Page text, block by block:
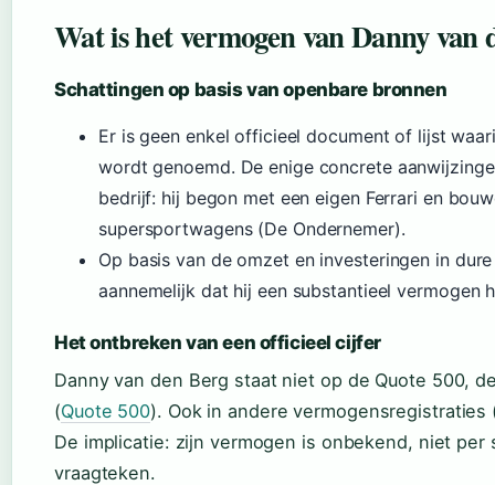
Wat is het vermogen van Danny van
Schattingen op basis van openbare bronnen
Er is geen enkel officieel document of lijst
wordt genoemd. De enige concrete
bedrijf: hij begon met een eigen Ferrari en
supersportwagens (De Ondernemer).
Op basis van de omzet en investeringen in
aannemelijk dat hij een substantieel vermogen
Het ontbreken van een officieel cijfer
Danny van den Berg staat niet op de Quote 500,
(Quote 500). Ook in andere
De implicatie: zijn vermogen is onbekend, niet
vraagteken.